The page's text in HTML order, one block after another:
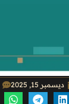
ديسمبر 15, 2025